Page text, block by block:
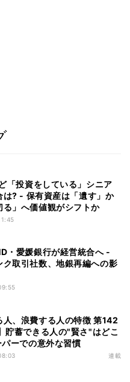
「投資をしている」シニア
は? - 保有資産は「遺す」か
る」へ価値観がシフトか
・愛媛銀行が経営統合へ -
ク取引社数、地銀再編への影
人、浪費する人の特徴 第142
貯蓄できる人の"賢さ"はどこ
ーでの意外な習慣
連載